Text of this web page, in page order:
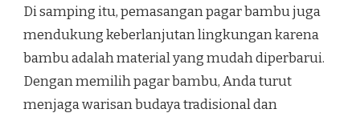
Di samping itu, pemasangan pagar bambu juga
mendukung keberlanjutan lingkungan karena
bambu adalah material yang mudah diperbarui.
Dengan memilih pagar bambu, Anda turut
menjaga warisan budaya tradisional dan